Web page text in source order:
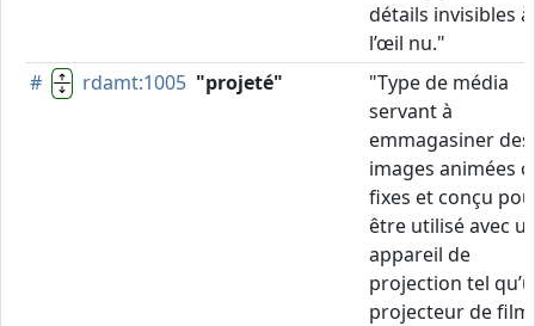
détails invisibles à
l’œil nu."
#
rdamt:1005 "projeté"
"Type de média
servant à
emmagasiner des
images animées
fixes et conçu
être utilisé avec
appareil de
projection tel
projecteur de film